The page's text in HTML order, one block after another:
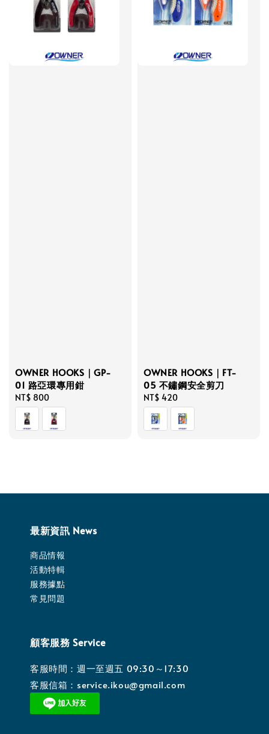
OWNER HOOKS｜GP-
01 路亞環專用鉗
Regular
price
NT$ 800
OWNER HOOKS｜FT-
05 不鏽鋼安全剪刀
Regular
price
NT$ 420
最新資訊 News
商品情報
活動特輯
服務據點
常見問題
顧客服務 Service
客服時間：週一至週五 09:30～17:30
客服信箱：service.ikou@gmail.com